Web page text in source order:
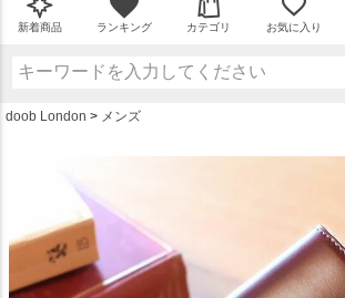
新着商品 ランキング カテゴリ お気に入り
doob London メンズ